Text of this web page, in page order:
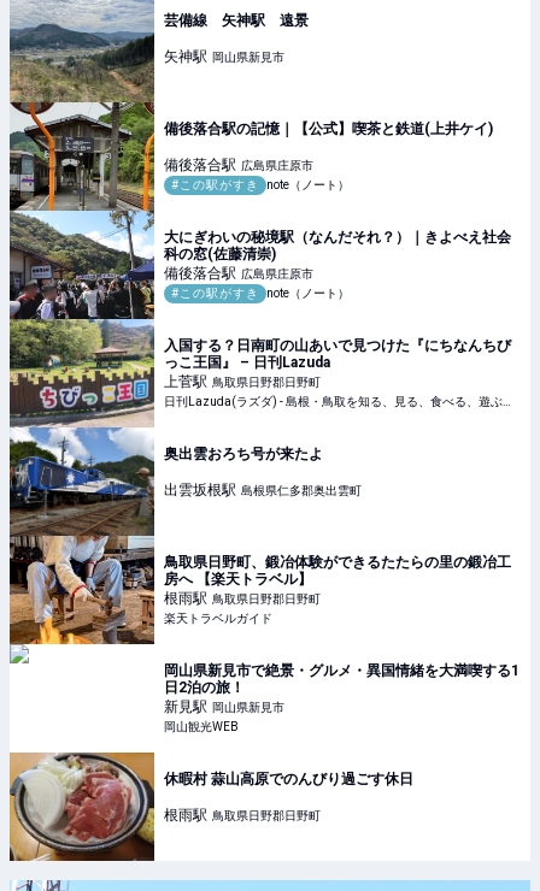
芸備線 矢神駅 遠景
矢神駅 岡山県新見市
備後落合駅の記憶｜【公式】喫茶と鉄道(上井ケイ)
備後落合駅 広島県庄原市
#この駅がすき
note（ノート）
大にぎわいの秘境駅（なんだそれ？）｜きよべえ社会
科の窓(佐藤清崇)
備後落合駅 広島県庄原市
#この駅がすき
note（ノート）
入国する？日南町の山あいで見つけた『にちなんちび
っこ王国』 – 日刊Lazuda
上菅駅 鳥取県日野郡日野町
奥出雲おろち号が来たよ
出雲坂根駅 島根県仁多郡奥出雲町
鳥取県日野町、鍛冶体験ができるたたらの里の鍛冶工
房へ 【楽天トラベル】
根雨駅 鳥取県日野郡日野町
楽天トラベルガイド
岡山県新見市で絶景・グルメ・異国情緒を大満喫する1
日2泊の旅！
新見駅 岡山県新見市
岡山観光WEB
休暇村 蒜山高原でのんびり過ごす休日
根雨駅 鳥取県日野郡日野町